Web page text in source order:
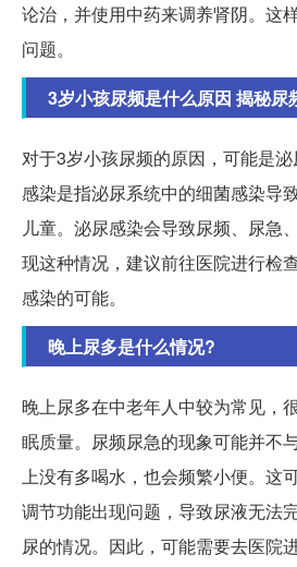
论治，并使用中药来调养肾阴。这
问题。
3岁小孩尿频是什么原因 揭秘尿
对于3岁小孩尿频的原因，可能是
感染是指泌尿系统中的细菌感染导
儿童。泌尿感染会导致尿频、尿急
现这种情况，建议前往医院进行检
感染的可能。
晚上尿多是什么情况?
晚上尿多在中老年人中较为常见，
眠质量。尿频尿急的现象可能并不
上没有多喝水，也会频繁小便。这
调节功能出现问题，导致尿液无法
尿的情况。因此，可能需要去医院